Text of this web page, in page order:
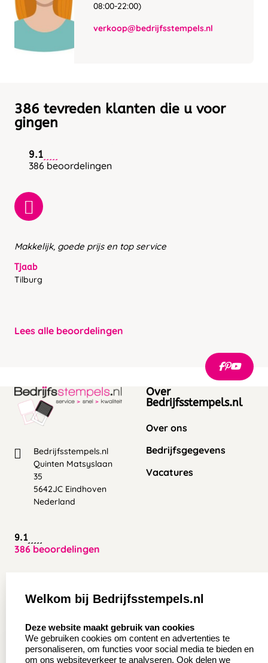
08:00-22:00)
verkoop@bedrijfsstempels.nl
386 tevreden klanten die u voor
gingen
9.1
386 beoordelingen
Makkelijk, goede prijs en top service
Tjaab
Tilburg
Lees alle beoordelingen
Bedrijfsstempels.nl
Quinten Matsyslaan
35
5642JC Eindhoven
Nederland
9.1
386 beoordelingen
Over
Bedrijfsstempels.nl
Over ons
Bedrijfsgegevens
Vacatures
Aanvraag op maat
Wederverkoper
worden
Contact opnemen
Veel gestelde vragen
Retourneren
Welkom bij Bedrijfsstempels.nl
Deze website maakt gebruik van cookies
We gebruiken cookies om content en advertenties te
personaliseren, om functies voor social media te bieden en
om ons websiteverkeer te analyseren. Ook delen we